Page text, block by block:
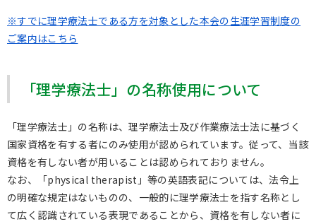
※すでに理学療法士である方を対象とした本会の生涯学習制度の
ご案内はこちら
「理学療法士」の名称使用について
「理学療法士」の名称は、理学療法士及び作業療法士法に基づく
国家資格を有する者にのみ使用が認められています。従って、当該
資格を有しない者が用いることは認められておりません。
なお、「physical therapist」等の英語表記については、法令上
の明確な規定はないものの、一般的に理学療法士を指す名称とし
て広く認識されている表現であることから、資格を有しない者に